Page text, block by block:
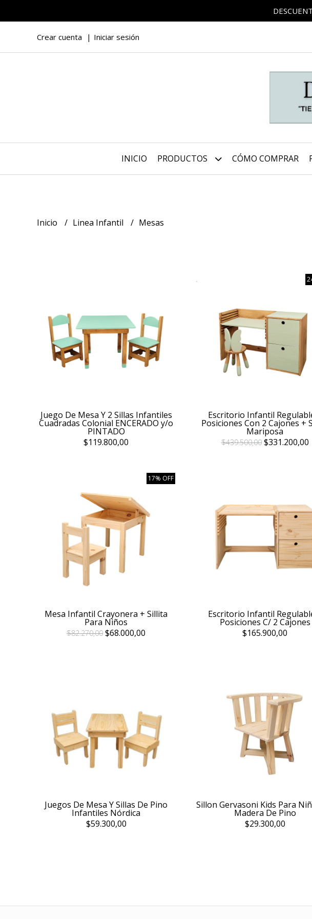
Crear cuenta Iniciar sesión
INICIO PRODUCTOS CÓMO COMPRAR
Inicio Linea Infantil Mesas
Juego De Mesa Y 2 Sillas Infantiles
Cuadradas Colonial ENCERADO y/o
PINTADO
$119.800,00
Escritorio Infantil
Posiciones Con 2 Cajones +
Mariposa
$439.500,00$331.200,00
17% OFF
Mesa Infantil Crayonera + Sillita
Para Niños
$82.270,00 $68.000,00
Escritorio Infantil
Posiciones C/ 2 Cajones
$165.900,00
Juegos De Mesa Y Sillas De Pino
Infantiles Nórdica
$59.300,00
Sillon Gervasoni Kids Para
Madera De Pino
$29.300,00